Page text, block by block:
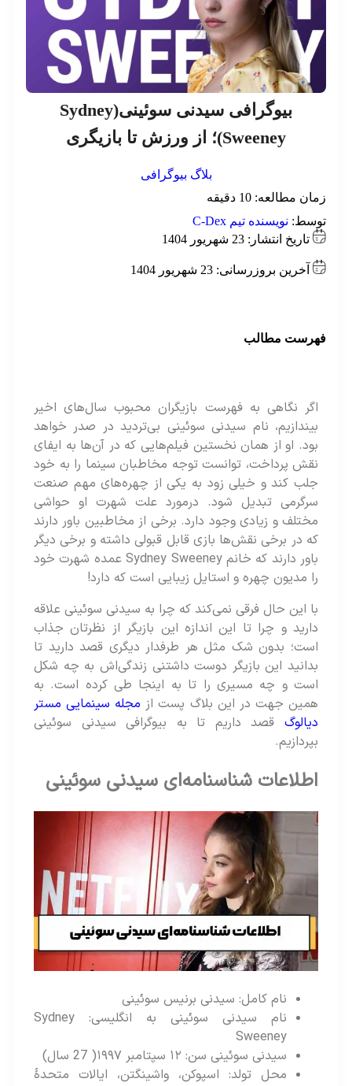
بیوگرافی سیدنی سوئینی(‌Sydney
Sweeney)؛ از ورزش تا بازیگری
بیوگرافی
مطالعه: 10 دقیقه
نویسنده تیم C-Dex
تاریخ انتشار: 23 شهریور 1404
آخرین بروزرسانی: 23 شهریور 1404
مطالب
اگر نگاهی به فهرست بازیگران محبوب سال‌های اخیر
بیندازیم، نام سیدنی سوئینی بی‌تردید در صدر خواهد
بود. او از همان نخستین فیلم‌هایی که در آن‌ها به ایفای
نقش پرداخت، توانست توجه مخاطبان سینما را به خود
جلب کند و خیلی زود به یکی از چهره‌های مهم صنعت
سرگرمی تبدیل شود. درمورد علت شهرت او حواشی
مختلف و زیادی وجود دارد. برخی از مخاطبین باور دارند
که در برخی نقش‌ها بازی قابل قبولی داشته و برخی دیگر
باور دارند که خانم Sydney Sweeney عمده شهرت خود
را مدیون چهره و استایل زیبایی است که دارد!
با این حال فرقی نمی‌کند که چرا به سیدنی سوئینی علاقه
دارید و چرا تا این اندازه این بازیگر از نظرتان جذاب
است؛ بدون شک مثل هر طرفدار دیگری قصد دارید تا
بدانید این بازیگر دوست داشتنی زندگی‌اش به چه شکل
است و چه مسیری را تا به اینجا طی کرده است. به
همین جهت در این بلاگ پست ازمجله سینمایی مستر
دیالوگقصد داریم تا به بیوگرافی سیدنی سوئینی
بپردازیم.
اطلاعات شناسنامه‌ای سیدنی سوئینی
نام کامل: سیدنی برنیس سوئینی
نام سیدنی سوئینی به انگلیسی: Sydney
Sweeney
سیدنی سوئینی سن: ۱۲ سپتامبر ۱۹۹۷( 27 سال)
محل تولد: اسپوکن، واشینگتن، ایالات متحدهٔ